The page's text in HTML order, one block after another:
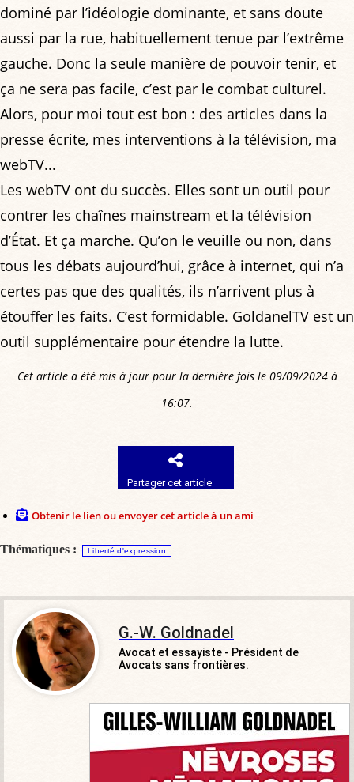
dominé par l’idéologie dominante, et sans doute
aussi par la rue, habituellement tenue par l’extrême
gauche. Donc la seule manière de pouvoir tenir, et
ça ne sera pas facile, c’est par le combat culturel.
Alors, pour moi tout est bon : des articles dans la
presse écrite, mes interventions à la télévision, ma
webTV...
Les webTV ont du succès. Elles sont un outil pour
contrer les chaînes mainstream et la télévision
d’État. Et ça marche. Qu’on le veuille ou non, dans
tous les débats aujourd’hui, grâce à internet, qui n’a
certes pas que des qualités, ils n’arrivent plus à
étouffer les faits. C’est formidable. GoldanelTV est un
outil supplémentaire pour étendre la lutte.
Cet article a été mis à jour pour la dernière fois le 09/09/2024 à
16:07.
Partager cet article
Obtenir le lien ou envoyer cet article à un ami
Thématiques : Liberté d'expression
G.-W. Goldnadel
Avocat et essayiste - Président de
Avocats sans frontières.